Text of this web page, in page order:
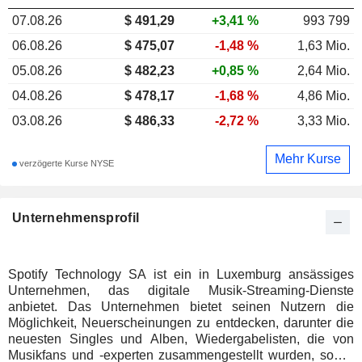
Unternehmensprofil
Spotify Technology SA ist ein in Luxemburg ansässiges
Unternehmen, das digitale Musik-Streaming-Dienste
anbietet. Das Unternehmen bietet seinen Nutzern die
Möglichkeit, Neuerscheinungen zu entdecken, darunter die
neuesten Singles und Alben, Wiedergabelisten, die von
Musikfans und -experten zusammengestellt wurden, sowie
07.08.26
$ 491,29 +3,41 %
993 799
06.08.26
$ 475,07 -1,48 %
1,63 Mio.
05.08.26
$ 482,23 +0,85 %
2,64 Mio.
04.08.26
$ 478,17 -1,68 %
4,86 Mio.
03.08.26
$ 486,33 -2,72 % 3,33 Mio.
verzögerte Kurse NYSE Mehr Kurse